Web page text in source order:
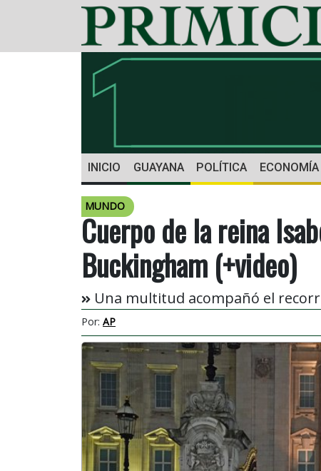
INICIO GUAYANA POLÍTICA ECONOMÍA
MUNDO
Cuerpo de la reina
Buckingham (+video)
Una multitud acompañó el
Por: AP